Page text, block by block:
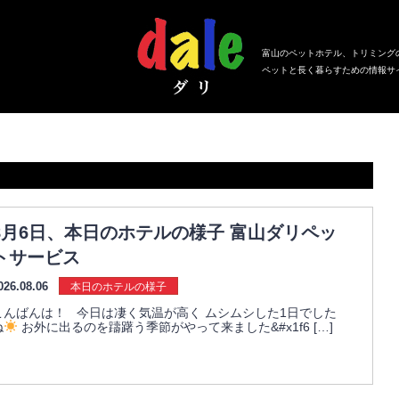
富山のペットホテル、トリミング
ペットと長く暮らすための情報サ
6日、本日のホテルの様子 富山ダリペッ
サービス
本日のホテルの様子
んばんは！ 今日は凄く気温が高く ムシムシした1日でした
お外に出るのを躊躇う季節がやって来ました&#x1f6 […]